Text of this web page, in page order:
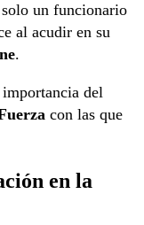
un funcionario
al acudir en su
.
importancia del
con las que
en la